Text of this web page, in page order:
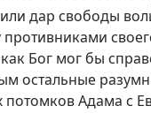
дар свободы
Бог мог бы
остальные
потомков Адама с